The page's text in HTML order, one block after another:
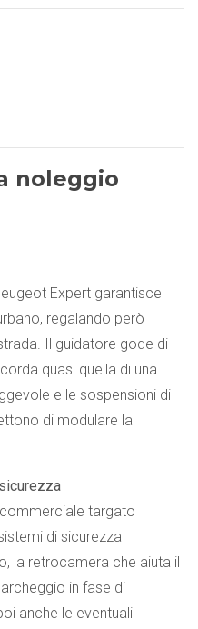
noleggio
Expert garantisce
regalando però
Il guidatore gode di
quasi quella di una
e le sospensioni di
di modulare la
targato
di sicurezza
la retrocamera che aiuta il
in fase di
anche le eventuali